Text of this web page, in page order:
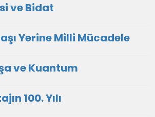
ve Bidat
Yerine Milli Mücadele
ve Kuantum
100. Yılı